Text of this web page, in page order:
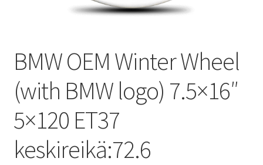
BMW OEM Winter Wheel
(with BMW logo) 7.5×16″
5×120 ET37
keskireikä:72.6